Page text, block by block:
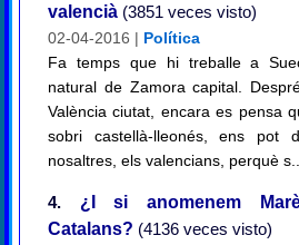
valencià (3851 veces visto)
02-04-2016 | Política
Fa temps que hi treballe a
natural de Zamora capital.
València ciutat, encara es pensa
sobri castellà-lleonés, ens pot
nosaltres, els valencians, perquè
4.
¿I si anomenem
Catalans? (4136 veces visto)